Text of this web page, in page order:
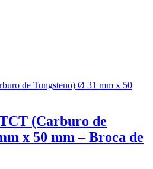
(Carburo de
x 50 mm – Broca de